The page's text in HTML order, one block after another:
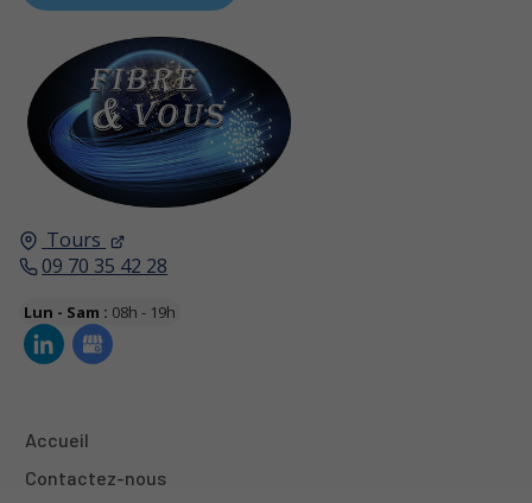
Tours
09 70 35 42 28
Lun - Sam : 08h - 19h
Accueil
Contactez-nous